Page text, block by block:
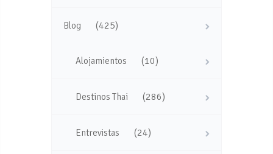
Blog (425)
Alojamientos (10)
Destinos Thai (286)
Entrevistas (24)